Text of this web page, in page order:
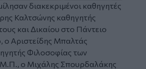
διακεκριμένοι καθηγητές
Καλτσώνης καθηγητής
και Δικαίου στο Πάντειο
ο Αριστείδης Μπαλτάς
Φιλοσοφίας των
ο Μιχάλης Σπουρδαλάκης